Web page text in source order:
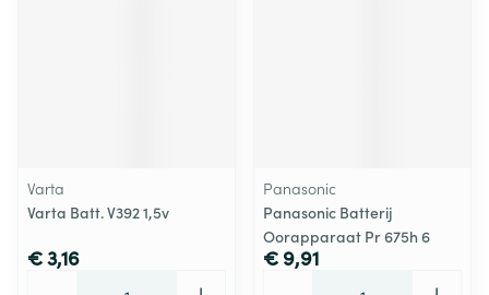
Varta
Varta Batt. V392 1,5v
€ 3,16
Panasonic
Panasonic Batterij
Oorapparaat Pr 675h 6
€ 9,91